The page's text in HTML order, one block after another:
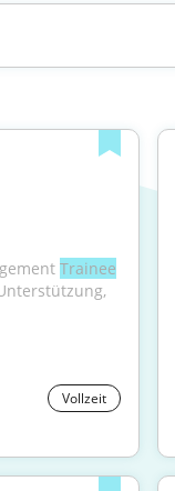
Trainee
Vollzeit